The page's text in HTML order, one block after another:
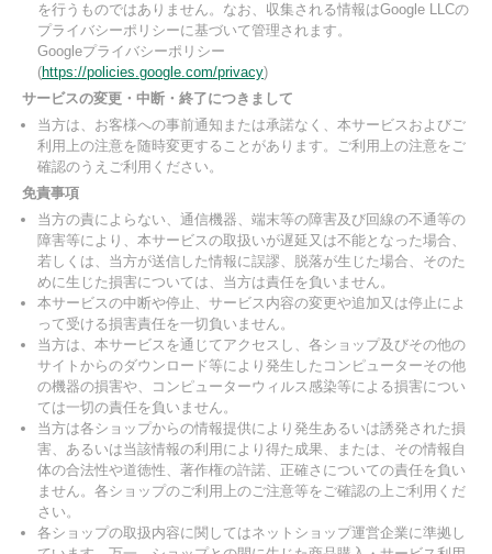
を行うものではありません。なお、収集される情報はGoogle LLCの
プライバシーポリシーに基づいて管理されます。
Googleプライバシーポリシー
(https://policies.google.com/privacy)
サービスの変更・中断・終了につきまして
当方は、お客様への事前通知または承諾なく、本サービスおよびご
利用上の注意を随時変更することがあります。ご利用上の注意をご
確認のうえご利用ください。
免責事項
当方の責によらない、通信機器、端末等の障害及び回線の不通等の
障害等により、本サービスの取扱いが遅延又は不能となった場合、
若しくは、当方が送信した情報に誤謬、脱落が生じた場合、そのた
めに生じた損害については、当方は責任を負いません。
本サービスの中断や停止、サービス内容の変更や追加又は停止によ
って受ける損害責任を一切負いません。
当方は、本サービスを通じてアクセスし、各ショップ及びその他の
サイトからのダウンロード等により発生したコンピューターその他
の機器の損害や、コンピューターウィルス感染等による損害につい
ては一切の責任を負いません。
当方は各ショップからの情報提供により発生あるいは誘発された損
害、あるいは当該情報の利用により得た成果、または、その情報自
体の合法性や道徳性、著作権の許諾、正確さについての責任を負い
ません。各ショップのご利用上のご注意等をご確認の上ご利用くだ
さい。
各ショップの取扱内容に関してはネットショップ運営企業に準拠し